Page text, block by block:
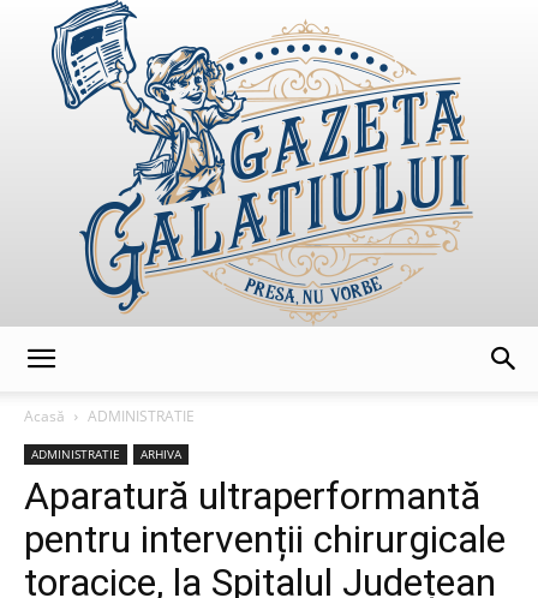
Acasă
ADMINISTRATIE
ADMINISTRATIE ARHIVA
Aparatură ultraperformantă
pentru intervenții chirurgicale
toracice, la Spitalul Județean